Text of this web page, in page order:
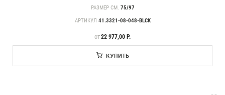
РАЗМЕР СМ. 75/97
АРТИКУЛ 41.3321-08-048-BLCK
ЦЕНА
ОТ22 977,00 Р.
КУПИТЬ